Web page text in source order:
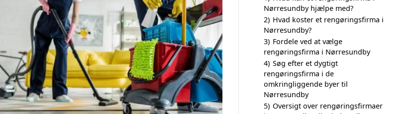
Nørresundby hjælpe med?
2) Hvad koster et rengøringsfirma i
Nørresundby?
3) Fordele ved at vælge
rengøringsfirma i Nørresundby
4) Søg efter et dygtigt
rengøringsfirma i de
omkringliggende byer til
Nørresundby
5) Oversigt over rengøringsfirmaer